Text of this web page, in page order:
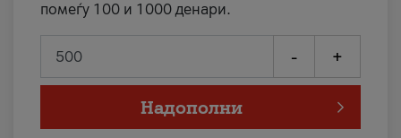
помеѓу 100 и 1000 денари.
- +
Надополни